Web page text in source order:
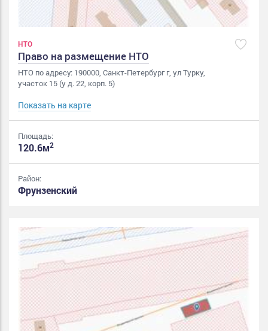
НТО
Право на размещение НТО
НТО по адресу: 190000, Санкт-Петербург г, ул Турку,
участок 15 (у д. 22, корп. 5)
Показать на карте
Площадь:
120.6м2
Район:
Фрунзенский